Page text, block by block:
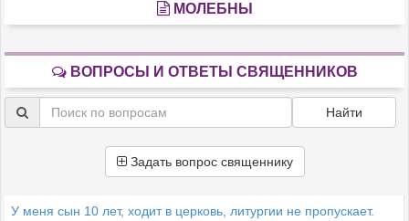
МОЛЕБНЫ
ВОПРОСЫ И ОТВЕТЫ СВЯЩЕННИКОВ
Найти
Задать вопрос священнику
У меня сын 10 лет, ходит в церковь, литургии не пропускает.